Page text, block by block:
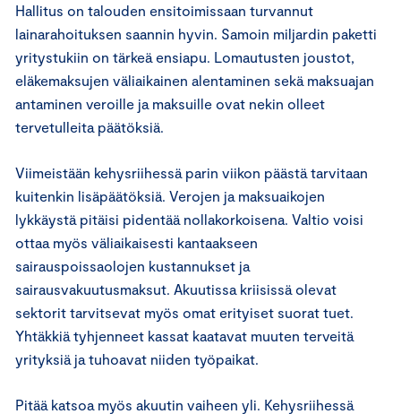
Hallitus on talouden ensitoimissaan turvannut
lainarahoituksen saannin hyvin. Samoin miljardin paketti
yritystukiin on tärkeä ensiapu. Lomautusten joustot,
eläkemaksujen väliaikainen alentaminen sekä maksuajan
antaminen veroille ja maksuille ovat nekin olleet
tervetulleita päätöksiä.
Viimeistään kehysriihessä parin viikon päästä tarvitaan
kuitenkin lisäpäätöksiä. Verojen ja maksuaikojen
lykkäystä pitäisi pidentää nollakorkoisena. Valtio voisi
ottaa myös väliaikaisesti kantaakseen
sairauspoissaolojen kustannukset ja
sairausvakuutusmaksut. Akuutissa kriisissä olevat
sektorit tarvitsevat myös omat erityiset suorat tuet.
Yhtäkkiä tyhjenneet kassat kaatavat muuten terveitä
yrityksiä ja tuhoavat niiden työpaikat.
Pitää katsoa myös akuutin vaiheen yli. Kehysriihessä